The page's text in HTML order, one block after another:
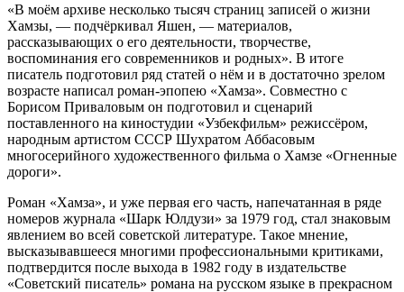
«В моём архиве несколько тысяч страниц записей о жизни
Хамзы, — подчёркивал Яшен, — материалов,
рассказывающих о его деятельности, творчестве,
воспоминания его современников и родных». В итоге
писатель подготовил ряд статей о нём и в достаточно зрелом
возрасте написал роман-эпопею «Хамза». Совместно с
Борисом Приваловым он подготовил и сценарий
поставленного на киностудии «Узбекфильм» режиссёром,
народным артистом СССР Шухратом Аббасовым
многосерийного художественного фильма о Хамзе «Огненные
дороги».
Роман «Хамза», и уже первая его часть, напечатанная в ряде
номеров журнала «Шарк Юлдузи» за 1979 год, стал знаковым
явлением во всей советской литературе. Такое мнение,
высказывавшееся многими профессиональными критиками,
подтвердится после выхода в 1982 году в издательстве
«Советский писатель» романа на русском языке в прекрасном